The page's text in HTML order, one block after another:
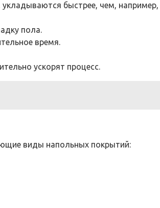
быстрее, чем, например,
пола.
время.
ускорят процесс.
виды напольных покрытий: